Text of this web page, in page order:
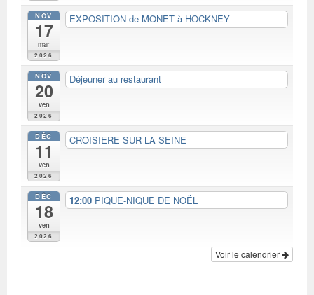
NOV
17
mar
2026
EXPOSITION de MONET à HOCKNEY
NOV
20
ven
2026
Déjeuner au restaurant
DÉC
11
ven
2026
CROISIERE SUR LA SEINE
DÉC
18
ven
2026
12:00 PIQUE-NIQUE DE NOËL
Voir le calendrier